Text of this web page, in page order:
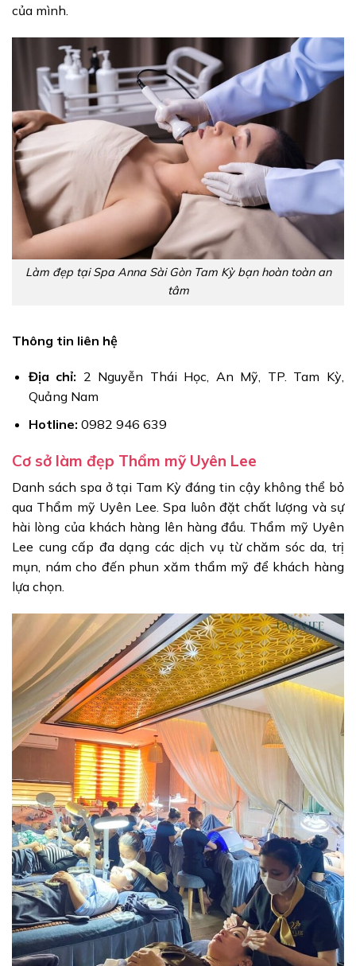
của mình.
Làm đẹp tại Spa Anna Sài Gòn Tam Kỳ bạn hoàn toàn an
tâm
Thông tin liên hệ
Địa chỉ: 2 Nguyễn Thái Học, An Mỹ, TP. Tam Kỳ,
Quảng Nam
Hotline: 0982 946 639
Cơ sở làm đẹp Thẩm mỹ Uyên Lee
Danh sách spa ở tại Tam Kỳ đáng tin cậy không thể bỏ
qua Thẩm mỹ Uyên Lee. Spa luôn đặt chất lượng và sự
hài lòng của khách hàng lên hàng đầu. Thẩm mỹ Uyên
Lee cung cấp đa dạng các dịch vụ từ chăm sóc da, trị
mụn, nám cho đến phun xăm thẩm mỹ để khách hàng
lựa chọn.